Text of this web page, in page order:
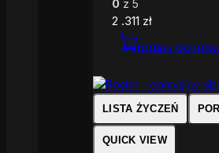
0 z 5
2 .311 zł
DODAJ DO
LISTA ŻYCZEŃ
QUICK VIEW